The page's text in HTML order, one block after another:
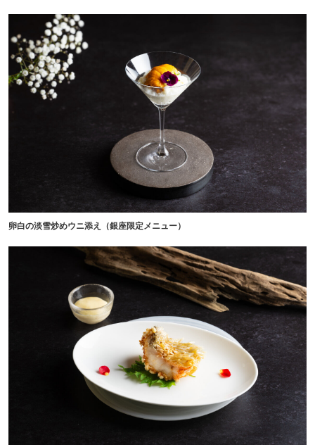
卵白の淡雪炒めウニ添え（銀座限定メニュー）